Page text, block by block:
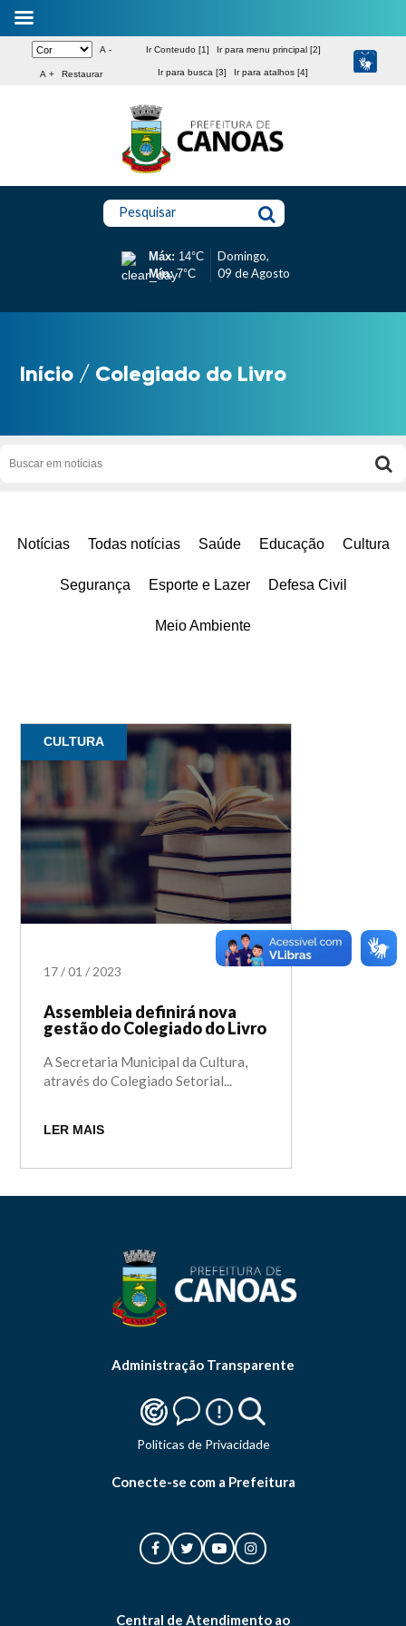
A -
A + Restaurar
Ir Conteudo [1] Ir para menu principal [2]
Ir para busca [3] Ir para atalhos [4]
Pesquisar
Máx: 14°C
Mín:7°C
Domingo,
09 de Agosto
Início / Colegiado do Livro
Notícias Todas notícias Saúde Educação Cultura
Segurança Esporte e Lazer Defesa Civil
Meio Ambiente
CULTURA
17 /01 /2023
Assembleia definirá nova
gestão do Colegiado do Livro
A Secretaria Municipal da Cultura,
através do Colegiado Setorial...
LER MAIS
Administração Transparente
Politicas de Privacidade
Conecte-se com a Prefeitura
Central de Atendimento ao